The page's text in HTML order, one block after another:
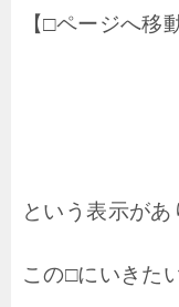
【□ページへ移
という表示が
この□にいきた